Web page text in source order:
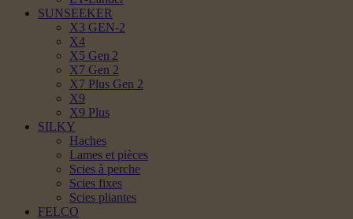
SUNSEEKER
X3 GEN-2
X4
X5 Gen 2
X7 Gen 2
X7 Plus Gen 2
X9
X9 Plus
SILKY
Haches
Lames et pièces
Scies à perche
Scies fixes
Scies pliantes
FELCO